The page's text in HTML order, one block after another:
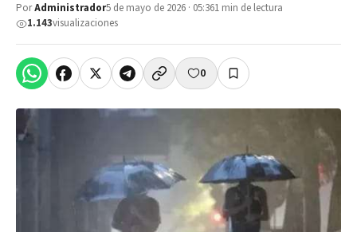
PorAdministrador5 de mayo de 2026 · 05:361 min de lectura
1.143visualizaciones
0